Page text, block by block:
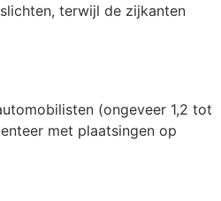
terwijl de zijkanten
(ongeveer 1,2 tot
met plaatsingen op